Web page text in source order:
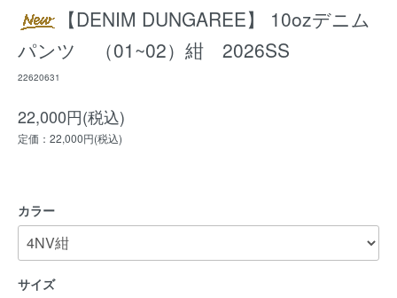
【DENIM DUNGAREE】 10ozデニム
パンツ （01~02）紺 2026SS
22620631
22,000円(税込)
定価：22,000円(税込)
カラー
サイズ